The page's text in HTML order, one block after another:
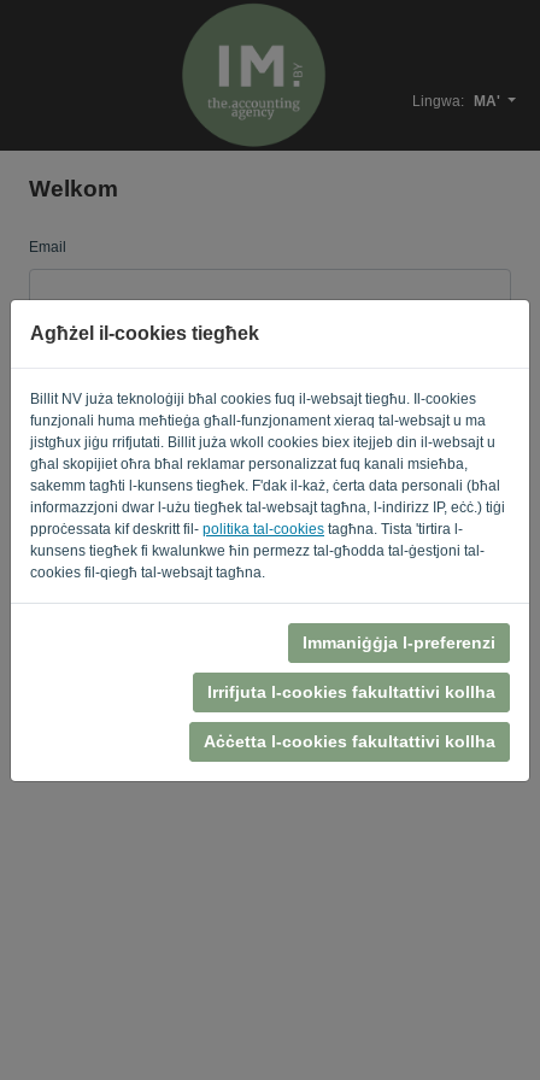
Agħżel il-cookies tiegħek
Billit NV juża teknoloġiji bħal cookies fuq il-websajt tiegħu. Il-cookies
funzjonali huma meħtieġa għall-funzjonament xieraq tal-websajt u ma
jistgħux jiġu rrifjutati. Billit juża wkoll cookies biex itejjeb din il-websajt u
għal skopijiet oħra bħal reklamar personalizzat fuq kanali msieħba,
sakemm tagħti l-kunsens tiegħek. F'dak il-każ, ċerta data personali (bħal
informazzjoni dwar l-użu tiegħek tal-websajt tagħna, l-indirizz IP, eċċ.) tiġi
pproċessata kif deskritt fil- politika tal-cookies tagħna. Tista 'tirtira l-
kunsens tiegħek fi kwalunkwe ħin permezz tal-għodda tal-ġestjoni tal-
cookies fil-qiegħ tal-websajt tagħna.
Immaniġġja l-preferenzi
Irrifjuta l-cookies fakultattivi kollha
Aċċetta l-cookies fakultattivi kollha
Lingwa: MA'
Welkom
Email
Password
Fakkarni Password minsija?
SINJAL
Termini u Kundizzjonijiet